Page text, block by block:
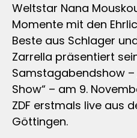
Weltstar Nana
Momente mit den
Beste aus Schlager
Zarrella präsentiert
Samstagabendshow –
Show“ – am 9.
ZDF erstmals live aus
Göttingen.